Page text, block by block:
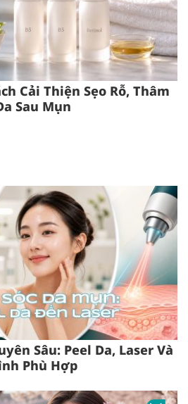
Cải Thiện Sẹo Rỗ, Thâm
Sau Mụn
Sâu: Peel Da, Laser Và
Phù Hợp